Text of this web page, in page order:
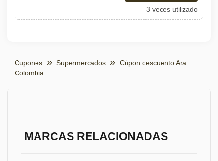
3 veces utilizado
Cupones Supermercados
Cúpon descuento Ara
Colombia
MARCAS RELACIONADAS